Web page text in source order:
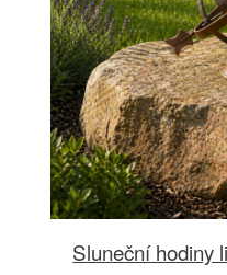
Sluneční hodiny